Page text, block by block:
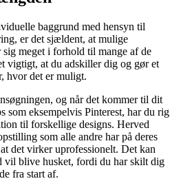
baggrund med hensyn til
er det sjældent, at mulige
meget i forhold til mange af de
vigtigt, at du adskiller dig og gør et
hvor det er muligt.
og når det kommer til dit
som eksempelvis Pinterest, har du rig
til forskellige designs. Herved
som alle andre har på deres
det virker uprofessionelt. Det kan
vil blive husket, fordi du har skilt dig
fra start af.